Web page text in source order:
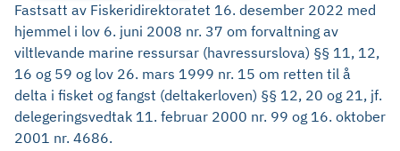
Fastsatt av Fiskeridirektoratet 16. desember 2022 med
hjemmel i lov 6. juni 2008 nr. 37 om forvaltning av
viltlevande marine ressursar (havressurslova) §§ 11, 12,
16 og 59 og lov 26. mars 1999 nr. 15 om retten til å
delta i fisket og fangst (deltakerloven) §§ 12, 20 og 21, jf.
delegeringsvedtak 11. februar 2000 nr. 99 og 16. oktober
2001 nr. 4686.